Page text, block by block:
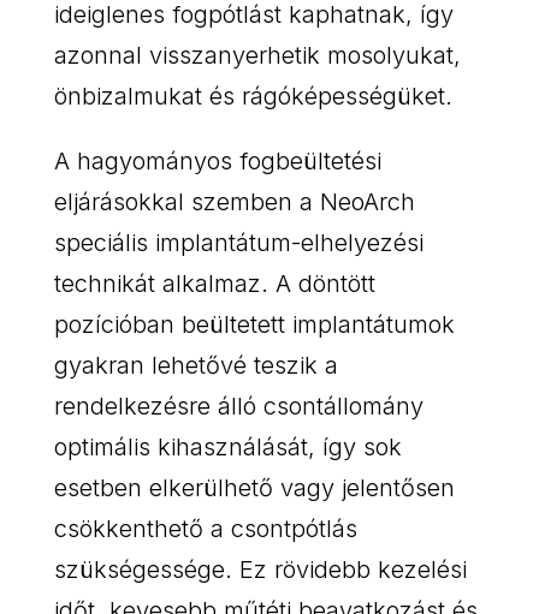
ideiglenes fogpótlást kaphatnak, így
azonnal visszanyerhetik mosolyukat,
önbizalmukat és rágóképességüket.
A hagyományos fogbeültetési
eljárásokkal szemben a NeoArch
speciális implantátum-elhelyezési
technikát alkalmaz. A döntött
pozícióban beültetett implantátumok
gyakran lehetővé teszik a
rendelkezésre álló csontállomány
optimális kihasználását, így sok
esetben elkerülhető vagy jelentősen
csökkenthető a csontpótlás
szükségessége. Ez rövidebb kezelési